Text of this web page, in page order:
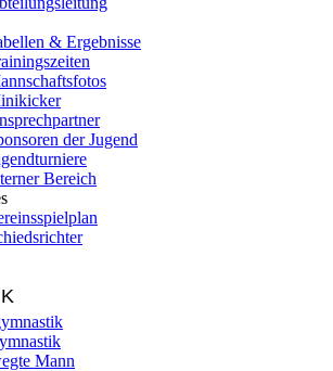
& Ergebnisse
der Jugend
Bereich
Mann